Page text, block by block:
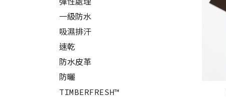
一級防水
吸濕排汗
速乾
防水皮革
防曬
TIMBERFRESH™